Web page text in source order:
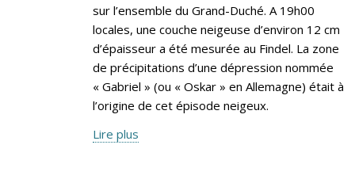
sur l’ensemble du Grand-Duché. A 19h00
locales, une couche neigeuse d’environ 12 cm
d’épaisseur a été mesurée au Findel. La zone
de précipitations d’une dépression nommée
« Gabriel » (ou « Oskar » en Allemagne) était à
l’origine de cet épisode neigeux.
Lire plus